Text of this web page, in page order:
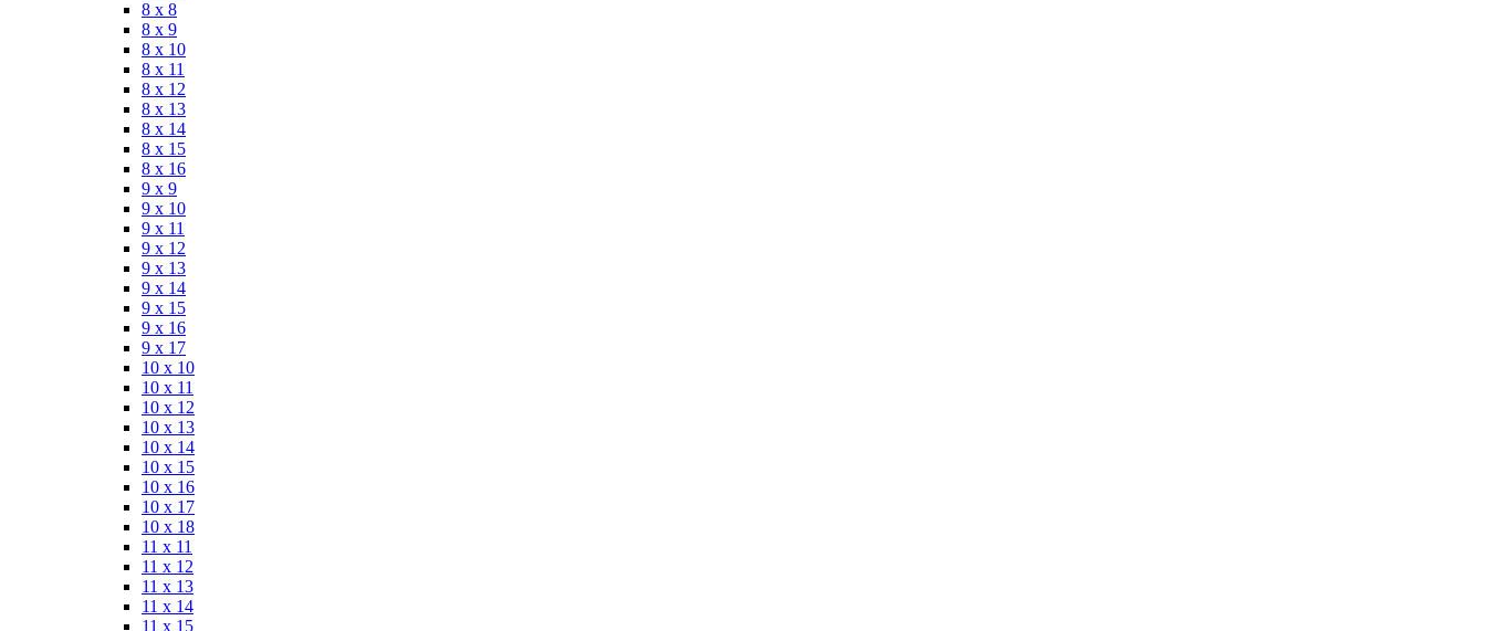
8 x 8
8 x 9
8 x 10
8 x 11
8 x 12
8 x 13
8 x 14
8 x 15
8 x 16
9 x 9
9 x 10
9 x 11
9 x 12
9 x 13
9 x 14
9 x 15
9 x 16
9 x 17
10 x 10
10 x 11
10 x 12
10 x 13
10 x 14
10 x 15
10 x 16
10 x 17
10 x 18
11 x 11
11 x 12
11 x 13
11 x 14
11 x 15